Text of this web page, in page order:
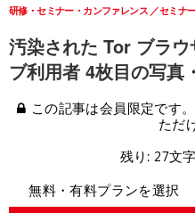
汚染された Tor ブラ
ブ利用者 4枚目の写真
研修・セミナー・カンファレンス セミナ
この記事は会員限定です
ただ
残り: 27文
無料・有料プランを選択